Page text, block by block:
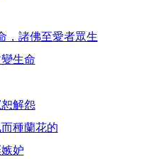
，諸佛至愛者眾生
生命
解怨
種蘭花的
妒